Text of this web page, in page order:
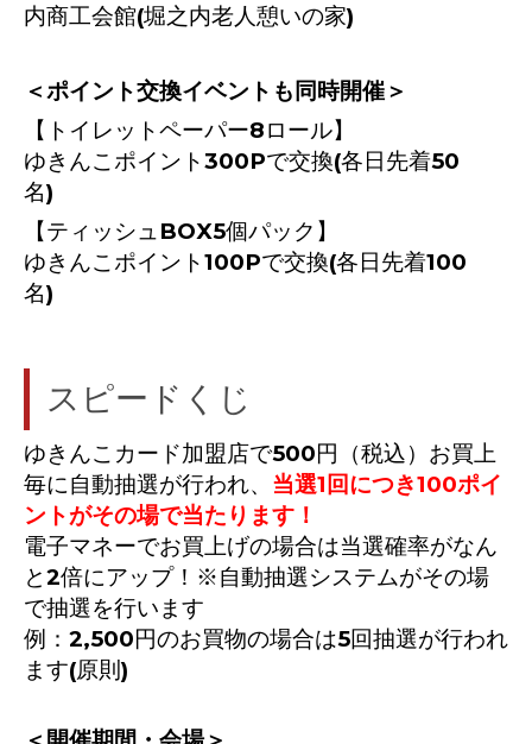
内商工会館(堀之内老人憩いの家)
＜ポイント交換イベントも同時開催＞
【トイレットペーパー8ロール】
ゆきんこポイント300Pで交換(各日先着50
名)
【ティッシュBOX5個パック】
ゆきんこポイント100Pで交換(各日先着100
名)
スピードくじ
ゆきんこカード加盟店で500円（税込）お買上
毎に自動抽選が行われ、 当選1回につき100ポイ
ントがその場で当たります！
電子マネーでお買上げの場合は当選確率がなん
と2倍にアップ！※自動抽選システムがその場
で抽選を行います
例：2,500円のお買物の場合は5回抽選が行われ
ます(原則)